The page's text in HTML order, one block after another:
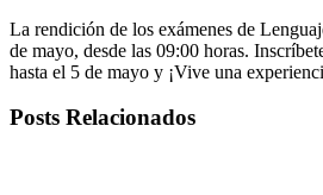
La rendición de los exámenes de
de mayo, desde las 09:00 horas.
hasta el 5 de mayo y ¡Vive una
Posts Relacionados